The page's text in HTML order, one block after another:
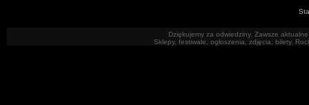
Dziękujemy za odwiedziny. Zawsze
Sklepy, festiwale, ogłoszenia, zdjęcia, bilety.